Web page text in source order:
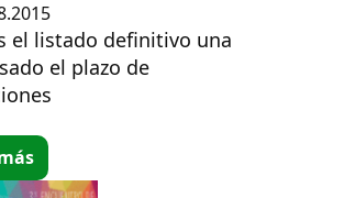
el listado definitivo una
el plazo de